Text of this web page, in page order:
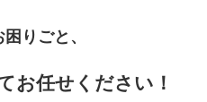
困りごと 、
お任せください！